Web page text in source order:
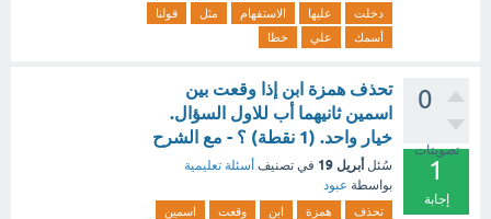
دخلت
عليها الاستفهام مثل
قولنا
أسمك
علي خطا
0
تصويتات
1
إجابة
تحذف همزة ابن إذا وقعت بين
اسمين ثانيهما أب للاول السؤال.
خيار واحد. (1 نقطة) ؟ - مع الشرح
سُئل أبريل 19 في تصنيف أسئلة تعليمية
بواسطة عبود
تحذف همزة ابن وقعت
اسمين